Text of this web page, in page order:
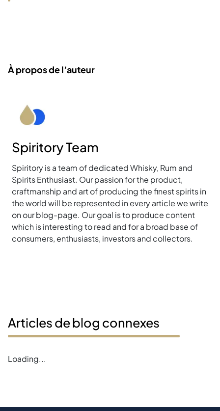
À propos de l’auteur
Spiritory Team
Spiritory is a team of dedicated Whisky, Rum and
Spirits Enthusiast. Our passion for the product,
craftmanship and art of producing the finest spirits in
the world will be represented in every article we write
on our blog-page. Our goal is to produce content
which is interesting to read and for a broad base of
consumers, enthusiasts, investors and collectors.
Articles de blog connexes
Loading...